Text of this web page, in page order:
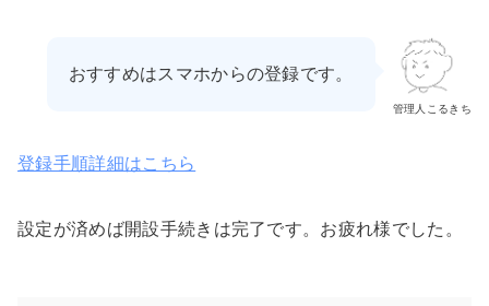
管理人こるきち
おすすめはスマホからの登録です。
登録手順詳細はこちら
設定が済めば開設手続きは完了です。お疲れ様でした。